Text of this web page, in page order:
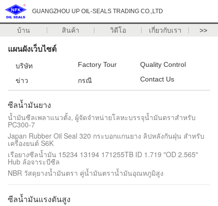
GUANGZHOU UP OIL-SEALS TRADING CO.,LTD
บ้าน สินค้า วิดีโอ เกี่ยวกับเรา >>
แผนผังเว็บไซต์
บริษัท Factory Tour Quality Control
ข่าว กรณี Contact Us
ซีลน้ำมันยาง
น้ำมันซีลเพลาแนวตั้ง, ผู้จัดจำหน่ายโลหะบรรจุน้ำมันตราสำหรับ
PC300-7
Japan Rubber Oil Seal 320 กระบอกแกนยาง ลิปหลังกันฝุ่น สําหรับ
เครื่องยนต์ S6K
เรือยางซีลน้ำมัน 15234 13194 171255TB ID 1.719 "OD 2.565"
Hub ล้อจาระบีซีล
NBR วัสดุยางน้ำมันตรา คู่น้ำมันตราน้ำมันอุณหภูมิสูง
ซีลน้ำมันแรงดันสูง